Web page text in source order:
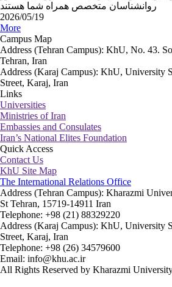
روانشناسان متخصص همراه شما هستند
2026/05/19
More
Campus Map
Address (Tehran Campus): KhU, No. 43.
Tehran, Iran
Address (Karaj Campus): KhU, University
Street, Karaj, Iran
Links
Universities
Ministries of Iran
Embassies and Consulates
Iran’s National Elites Foundation
Quick Access
Contact Us
KhU Site Map
The International Relations Office
Address (Tehran Campus): Kharazmi
St Tehran, 15719-14911 Iran
Telephone: +98 (21) 88329220
Address (Karaj Campus): KhU, University
Street, Karaj, Iran
Telephone: +98 (26) 34579600
Email: info@khu.ac.ir
All Rights Reserved by Kharazmi